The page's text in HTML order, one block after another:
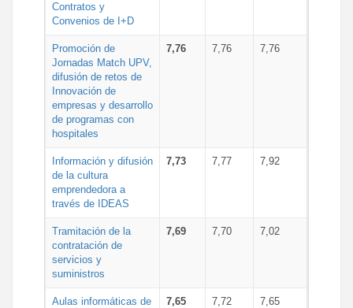
Contratos y
Convenios de I+D
Promoción de
Jornadas Match UPV,
difusión de retos de
Innovación de
empresas y desarrollo
de programas con
hospitales
7,76 7,76 7,76
Información y difusión
de la cultura
emprendedora a
través de IDEAS
7,73 7,77 7,92
Tramitación de la
contratación de
servicios y
suministros
7,69 7,70 7,02
Aulas informáticas de
7,65 7,72 7,65